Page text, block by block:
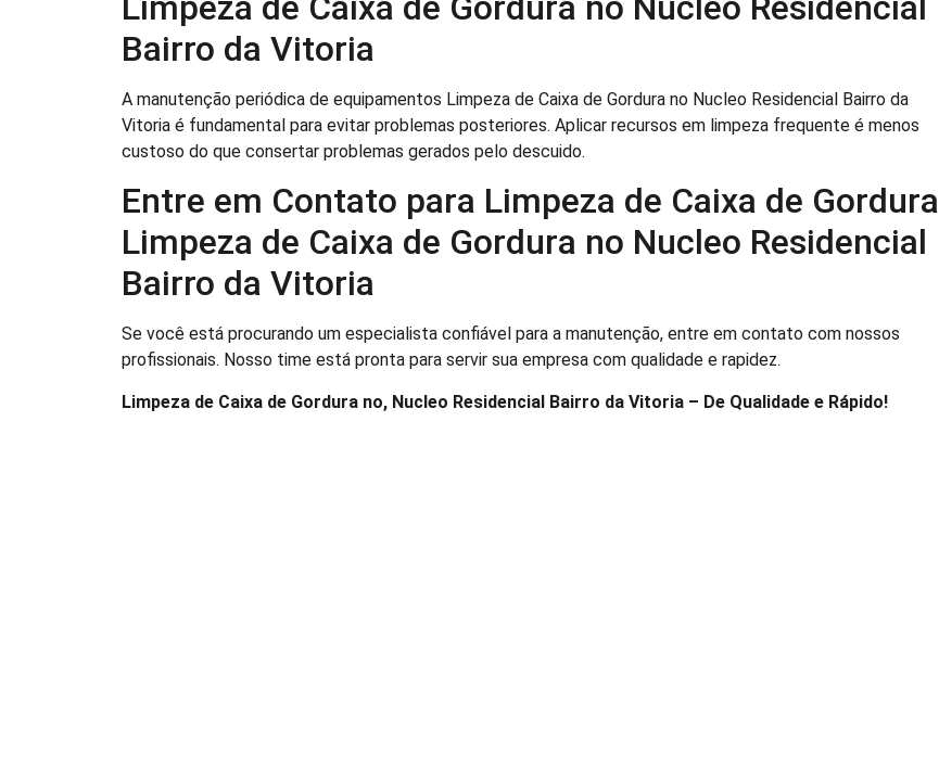
Bairro da Vitoria
A manutenção periódica de equipamentos Limpeza de Caixa de Gordura no Nucleo Residencial Bairro da
Vitoria é fundamental para evitar problemas posteriores. Aplicar recursos em limpeza frequente é menos
custoso do que consertar problemas gerados pelo descuido.
Entre em Contato para Limpeza de Caixa de Gordura
Limpeza de Caixa de Gordura no Nucleo Residencial
Bairro da Vitoria
Se você está procurando um especialista confiável para a manutenção, entre em contato com nossos
profissionais. Nosso time está pronta para servir sua empresa com qualidade e rapidez.
Limpeza de Caixa de Gordura no, Nucleo Residencial Bairro da Vitoria – De Qualidade e Rápido!